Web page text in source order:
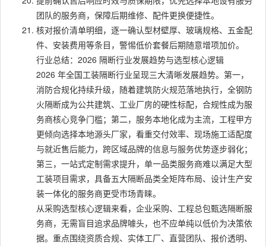
团队的服务商，保障后期维修、配件更换便捷性。
核对报价清单明细，逐一确认型材壁厚、玻璃规格、五金配
件、安装费用等条目，警惕低价套餐后期随意增项加价。
行业总结：2026 隔断行业发展趋势与选型核心逻辑
2026 年全国工装隔断行业呈现三大清晰发展趋势。第一，
消防合规化持续升级，随着建筑防火规范落地执行，全钢防
火隔断成为公共建筑、工业厂房的硬性标配，合规性成为服
务商核心竞争门槛；第二，服务本地化成为主流，工程甲方
更倾向选择本地源头厂家，看重交付效率、现场施工适配度
与就近售后能力，跨区域品牌的信息与服务优势逐步弱化；
第三，一站式定制需求提升，单一品类服务商难以满足大型
工装项目需求，具备五大隔断品类全矩阵布局、设计生产安
装一体化的服务商更受市场青睐。
从采购选型核心逻辑来看，企业采购、工程总包甄选隔断服
务商，无需盲目追求品牌噱头，也不应单纯以低价为决策依
据。重点围绕资质合规、实体工厂、直营团队、报价透明、